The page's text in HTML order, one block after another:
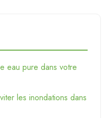
eau pure dans votre
les inondations dans